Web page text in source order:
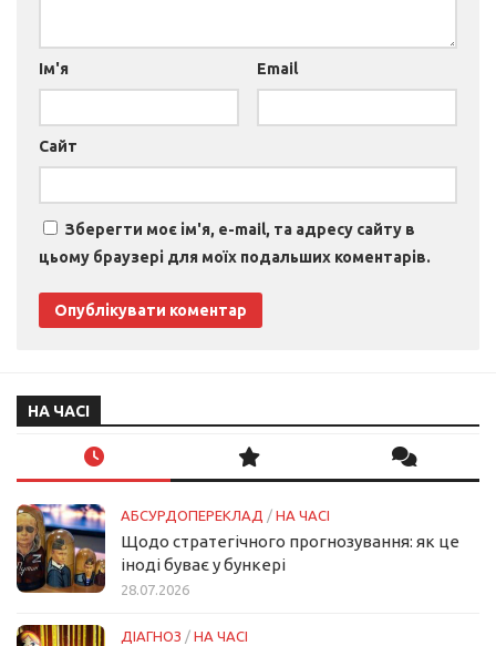
Ім'я Email
Сайт
Зберегти моє ім'я, e-mail, та адресу сайту в
цьому браузері для моїх подальших коментарів.
НА ЧАСІ
АБСУРДОПЕРЕКЛАД / НА ЧАСІ
Щодо стратегічного прогнозування: як це
іноді буває у бункері
28.07.2026
ДІАГНОЗ / НА ЧАСІ